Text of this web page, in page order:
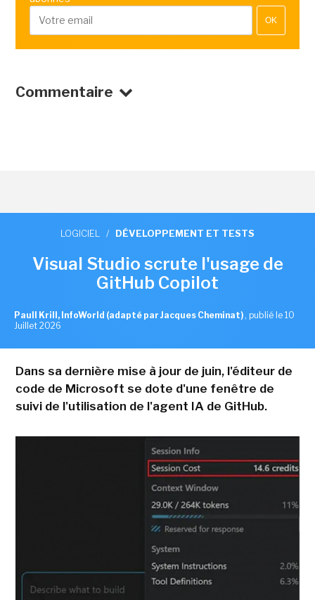
OK
Commentaire
LOGICIEL / DÉVELOPPEMENT ET TESTS
Visual Studio scrute l'usage de
GitHub Copilot
Paull Krill, InfoWorld (adapté par Jacques Cheminat) , publié le 10
Juillet 2026
Dans sa dernière mise à jour de juin, l'éditeur de
code de Microsoft se dote d'une fenêtre de
suivi de l'utilisation de l'agent IA de GitHub.